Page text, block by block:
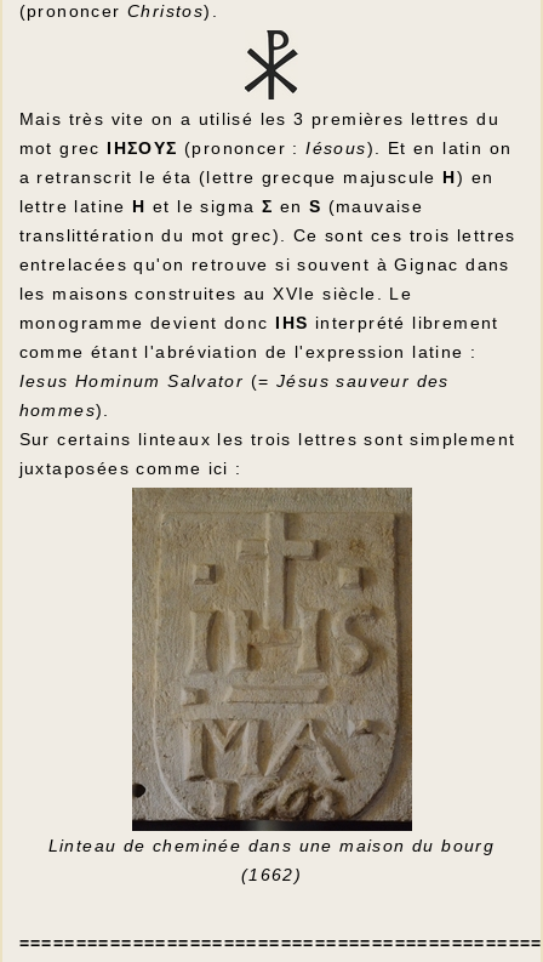
(prononcer Christos).
Mais très vite on a utilisé les 3 premières lettres du
mot grec IHΣOYΣ (prononcer :Iésous). Et en latin on
a retranscrit le éta (lettre grecque majuscule H) en
lettre latine H et le sigma Σ en S (mauvaise
translittération du mot grec). Ce sont ces trois lettres
entrelacées qu'on retrouve si souvent à Gignac dans
les maisons construites au XVIe siècle. Le
monogramme devient donc IHS interprété librement
comme étant l'abréviation de l'expression latine :
Iesus Hominum Salvator (= Jésus sauveur des
hommes).
Sur certains linteaux les trois lettres sont simplement
juxtaposées comme ici :
Linteau de cheminée dans une maison du bourg
(1662)